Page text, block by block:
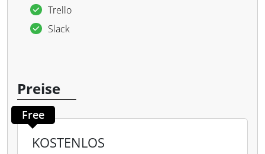
Trello
Slack
Preise
Free
KOSTENLOS